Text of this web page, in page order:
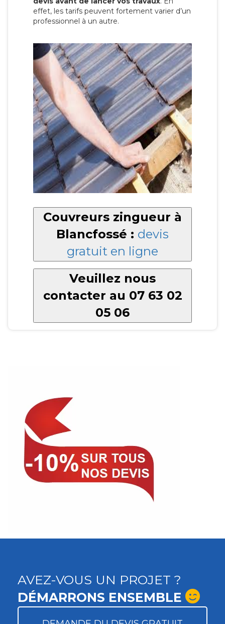
effet, les tarifs peuvent fortement varier d’un
professionnel à un autre.
Couvreurs zingueur à
Blancfossé : devis
gratuit en ligne
Veuillez nous
contacter au 07 63 02
05 06
AVEZ-VOUS UN PROJET ?
DÉMARRONS ENSEMBLE